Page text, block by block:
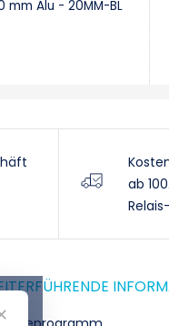
mm Alu - 20MM-BL
ab